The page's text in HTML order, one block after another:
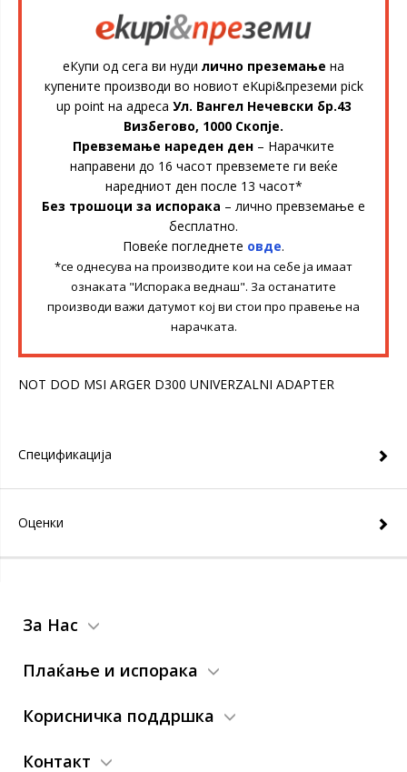
еКупи од сега ви нуди лично преземање на
купените производи во новиот eKupi&преземи pick
up point на адреса Ул. Вангел Нечевски бр.43
Визбегово, 1000 Скопје.
Превземање нареден ден – Нарачките
направени до 16 часот превземете ги веќе
наредниот ден после 13 часот*
Без трошоци за испорака – лично превземање е
бесплатно.
Повеќе погледнете овде.
*се однесува на производите кои на себе ја имаат
ознаката "Испорака веднаш". За останатите
производи важи датумот кој ви стои про правење на
нарачката.
NOT DOD MSI ARGER D300 UNIVERZALNI ADAPTER
Спецификација
Оценки
За Нас
Плаќање и испорака
Корисничка поддршка
Контакт